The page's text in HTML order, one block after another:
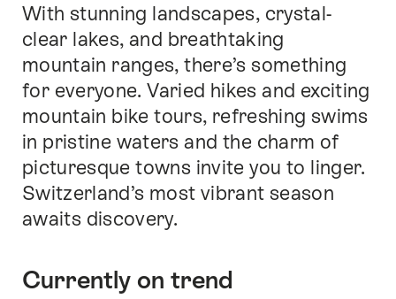
With stunning landscapes, crystal-
clear lakes, and breathtaking
mountain ranges, there’s something
for everyone. Varied hikes and exciting
mountain bike tours, refreshing swims
in pristine waters and the charm of
picturesque towns invite you to linger.
Switzerland’s most vibrant season
awaits discovery.
Currently on trend